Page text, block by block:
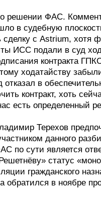
ФАС.
в судебную
с Astrium, хотя
ИСС подали в суд
контракта
ходатайству
в
контракт, хоть
есть определенный
Терехов
данного
по сути является
статус
гражданского
обратился в ноябре